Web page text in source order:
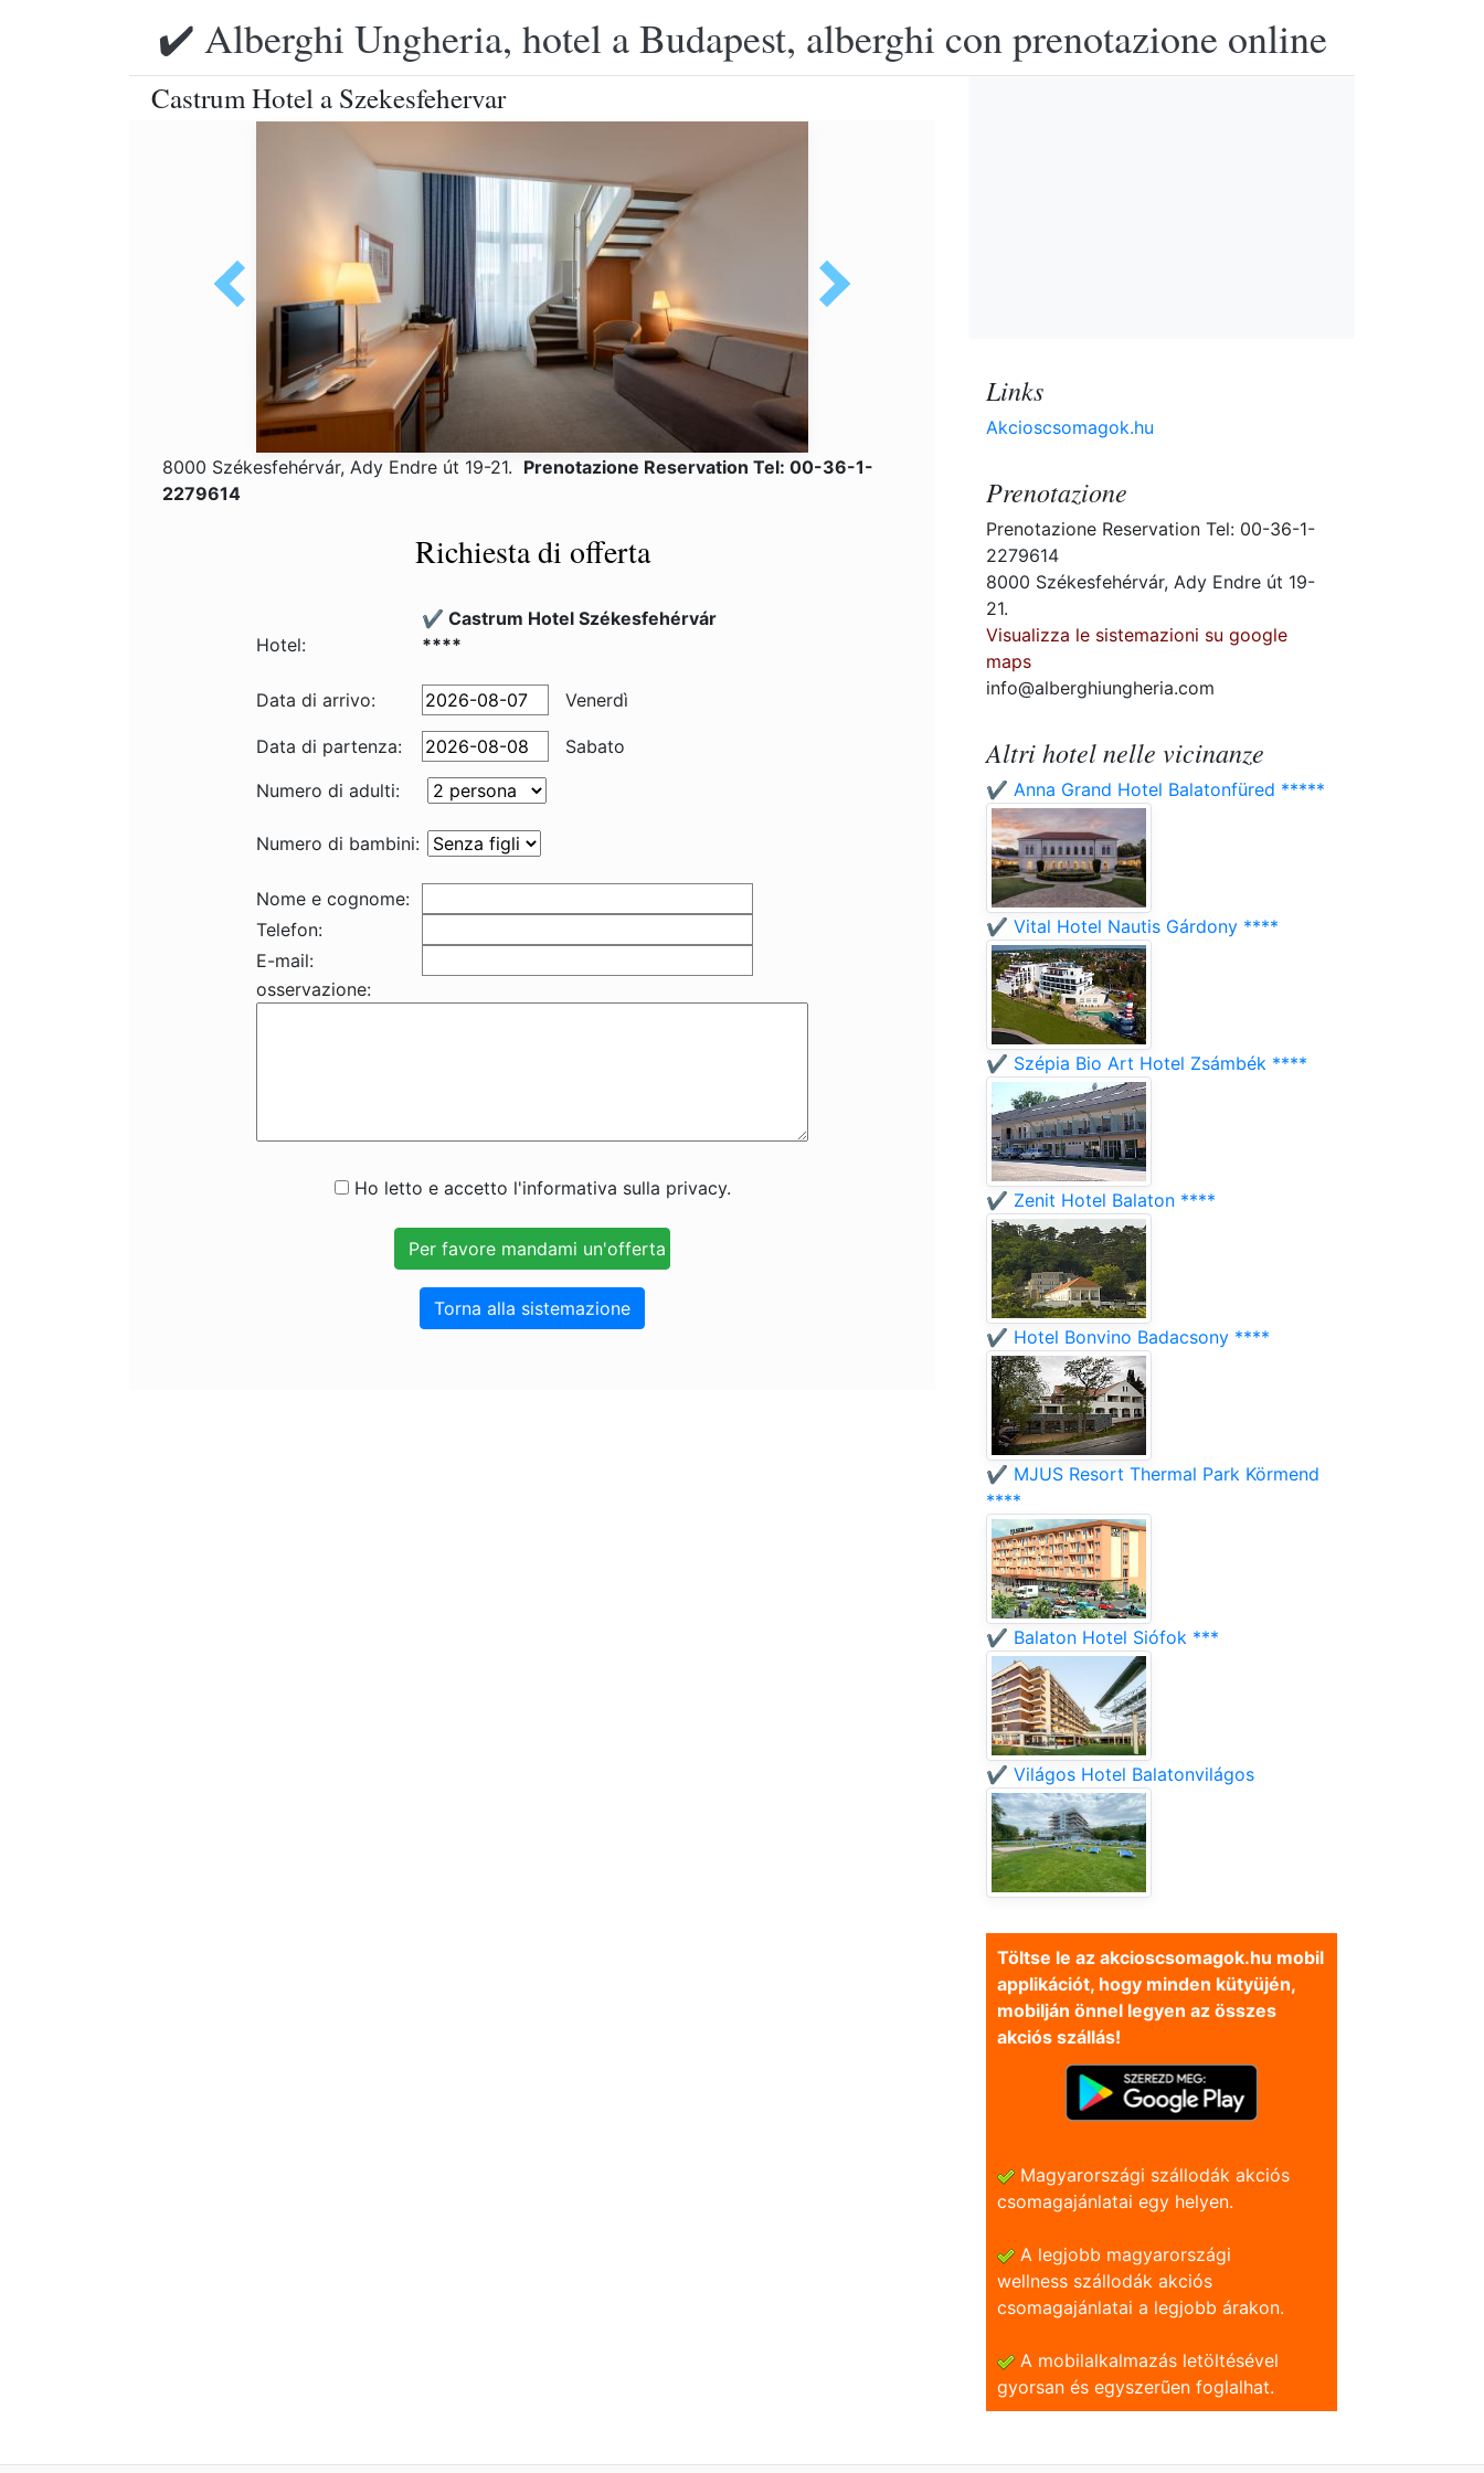
✔️ Alberghi Ungheria, hotel a Budapest, alberghi con prenotazione online
Castrum Hotel a Szekesfehervar
8000 Székesfehérvár, Ady Endre út 19-21. Prenotazione Reservation Tel: 00-36-1-
2279614
Richiesta di offerta
Hotel:
✔️ Castrum Hotel Székesfehérvár
****
Data di arrivo: Venerdì
Data di partenza:
Sabato
Numero di adulti:
Numero di bambini:
Nome e cognome:
Telefon:
E-mail:
osservazione:
Ho letto e accetto l'informativa sulla privacy.
Torna alla sistemazione
Links
Akcioscsomagok.hu
Prenotazione
Prenotazione Reservation Tel: 00-36-1-
2279614
8000 Székesfehérvár, Ady Endre út 19-
21.
Visualizza le sistemazioni su google
maps
info@alberghiungheria.com
Altri hotel nelle vicinanze
✔️ Anna Grand Hotel Balatonfüred *****
✔️ Vital Hotel Nautis Gárdony ****
✔️ Szépia Bio Art Hotel Zsámbék ****
✔️ Zenit Hotel Balaton ****
✔️ Hotel Bonvino Badacsony ****
✔️ MJUS Resort Thermal Park Körmend
****
✔️ Balaton Hotel Siófok ***
✔️ Világos Hotel Balatonvilágos
Töltse le az akcioscsomagok.hu mobil
applikációt, hogy minden kütyüjén,
mobilján önnel legyen az összes
akciós szállás!
Magyarországi szállodák akciós
csomagajánlatai egy helyen.
A legjobb magyarországi
wellness szállodák akciós
csomagajánlatai a legjobb árakon.
A mobilalkalmazás letöltésével
gyorsan és egyszerũen foglalhat.